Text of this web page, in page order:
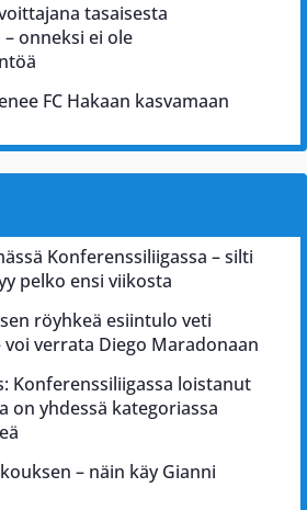
tasaisesta
onneksi ei ole
FC Hakaan kasvamaan
Konferenssiliigassa – silti
pelko ensi viikosta
röyhkeä esiintulo veti
verrata Diego Maradonaan
Konferenssiliigassa loistanut
on yhdessä kategoriassa
– näin käy Gianni